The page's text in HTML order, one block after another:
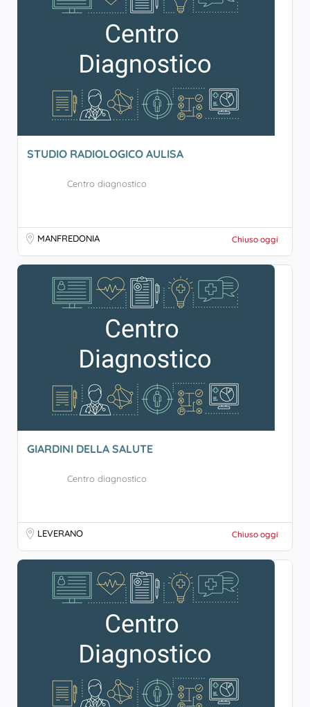
STUDIO RADIOLOGICO AULISA
Centro diagnostico
MANFREDONIA Chiuso oggi
GIARDINI DELLA SALUTE
Centro diagnostico
LEVERANO Chiuso oggi